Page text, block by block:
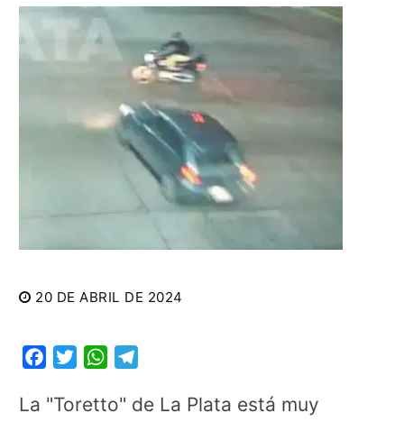
20 DE ABRIL DE 2024
FacebookTwitterWhatsApp
La "Toretto" de La Plata está muy